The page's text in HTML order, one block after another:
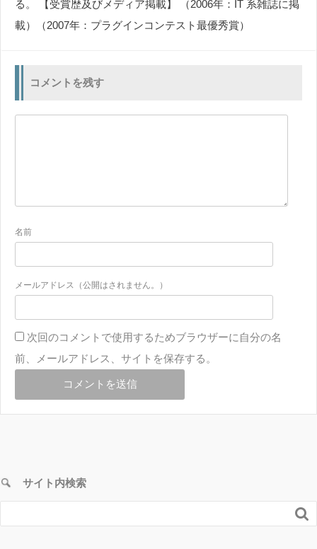
る。 【受賞歴及びメディア掲載】 （2006年：IT 系雑誌に掲
載）（2007年：プラグインコンテスト最優秀賞）
コメントを残す
名前
メールアドレス（公開はされません。）
次回のコメントで使用するためブラウザーに自分の名
前、メールアドレス、サイトを保存する。
サイト内検索
